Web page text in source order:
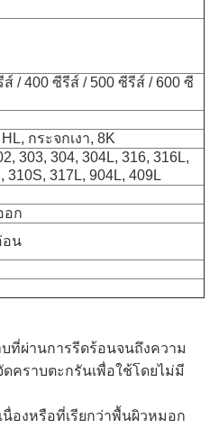
/ 400 ซีรีส์ / 500 ซีรีส์ / 600 ซี
กระจกเงา, 8K
303, 304, 304L, 316, 316L,
310S, 317L, 904L, 409L
อก
อน
ที่ผ่านการรีดร้อนจนถึงความ
คราบตะกรันเพื่อใช้โดยไม่มี
องหรือที่เรียกว่าพื้นผิวหมอก